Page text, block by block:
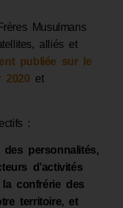
Musulmans
alliés et
publiée sur le
2020 et
:
des personnalités,
d’activités
confrérie des
territoire, et